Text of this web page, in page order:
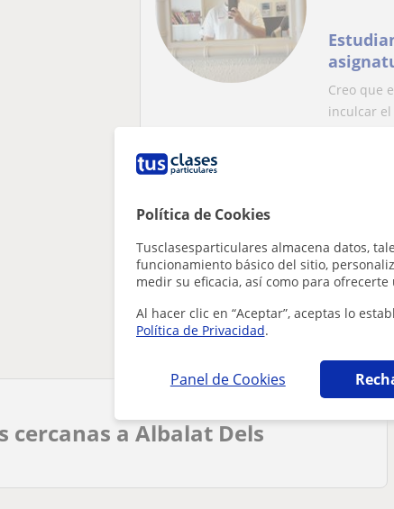
Política de Cookies
Tusclasesparticulares almacena datos,
funcionamiento básico del sitio,
medir su eficacia, así como para
Al hacer clic en “Aceptar”, aceptas lo
Política de Privacidad.
Panel de Cookies
Creo que
inculcar
Ajusta tu búsqueda para ver más
Eliminar filtros
Guardar
cercanas a Albalat Dels